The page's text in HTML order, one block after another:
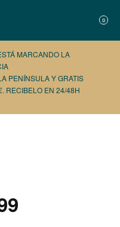
0
MARCANDO LA
PENÍNSULA Y GRATIS
RECIBELO EN 24/48H